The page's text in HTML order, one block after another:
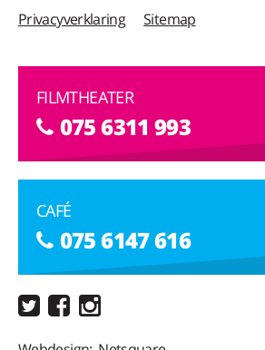
Privacyverklaring Sitemap
FILMTHEATER
075 6311 993
CAFÉ
075 6147 616